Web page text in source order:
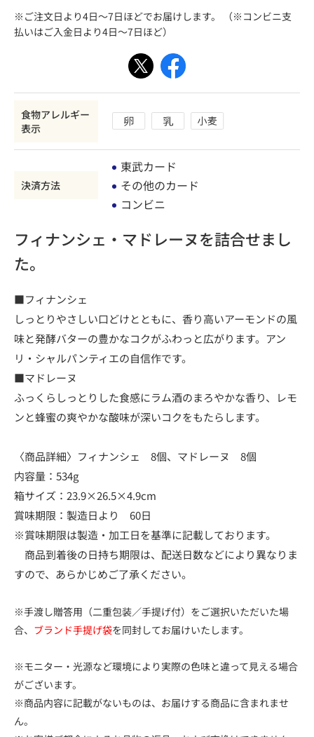
※ご注文日より4日～7日ほどでお届けします。 （※コンビニ支
払いはご入金日より4日～7日ほど）
食物アレルギー
表示
決済方法
東武カード
その他のカード
コンビニ
フィナンシェ・マドレーヌを詰合せまし
た。
■フィナンシェ
しっとりやさしい口どけとともに、香り高いアーモンドの風
味と発酵バターの豊かなコクがふわっと広がります。アン
リ・シャルパンティエの自信作です。
■マドレーヌ
ふっくらしっとりした食感にラム酒のまろやかな香り、レモ
ンと蜂蜜の爽やかな酸味が深いコクをもたらします。
〈商品詳細〉フィナンシェ 8個、マドレーヌ 8個
内容量：534g
箱サイズ：23.9×26.5×4.9cm
賞味期限：製造日より 60日
※賞味期限は製造・加工日を基準に記載しております。
商品到着後の日持ち期限は、配送日数などにより異なりま
すので、あらかじめご了承ください。
※手渡し贈答用（二重包装／手提げ付）をご選択いただいた場
合、 ブランド手提げ袋を同封してお届けいたします。
※モニター・光源など環境により実際の色味と違って見える場合
がございます。
※商品内容に記載がないものは、お届けする商品に含まれませ
ん。